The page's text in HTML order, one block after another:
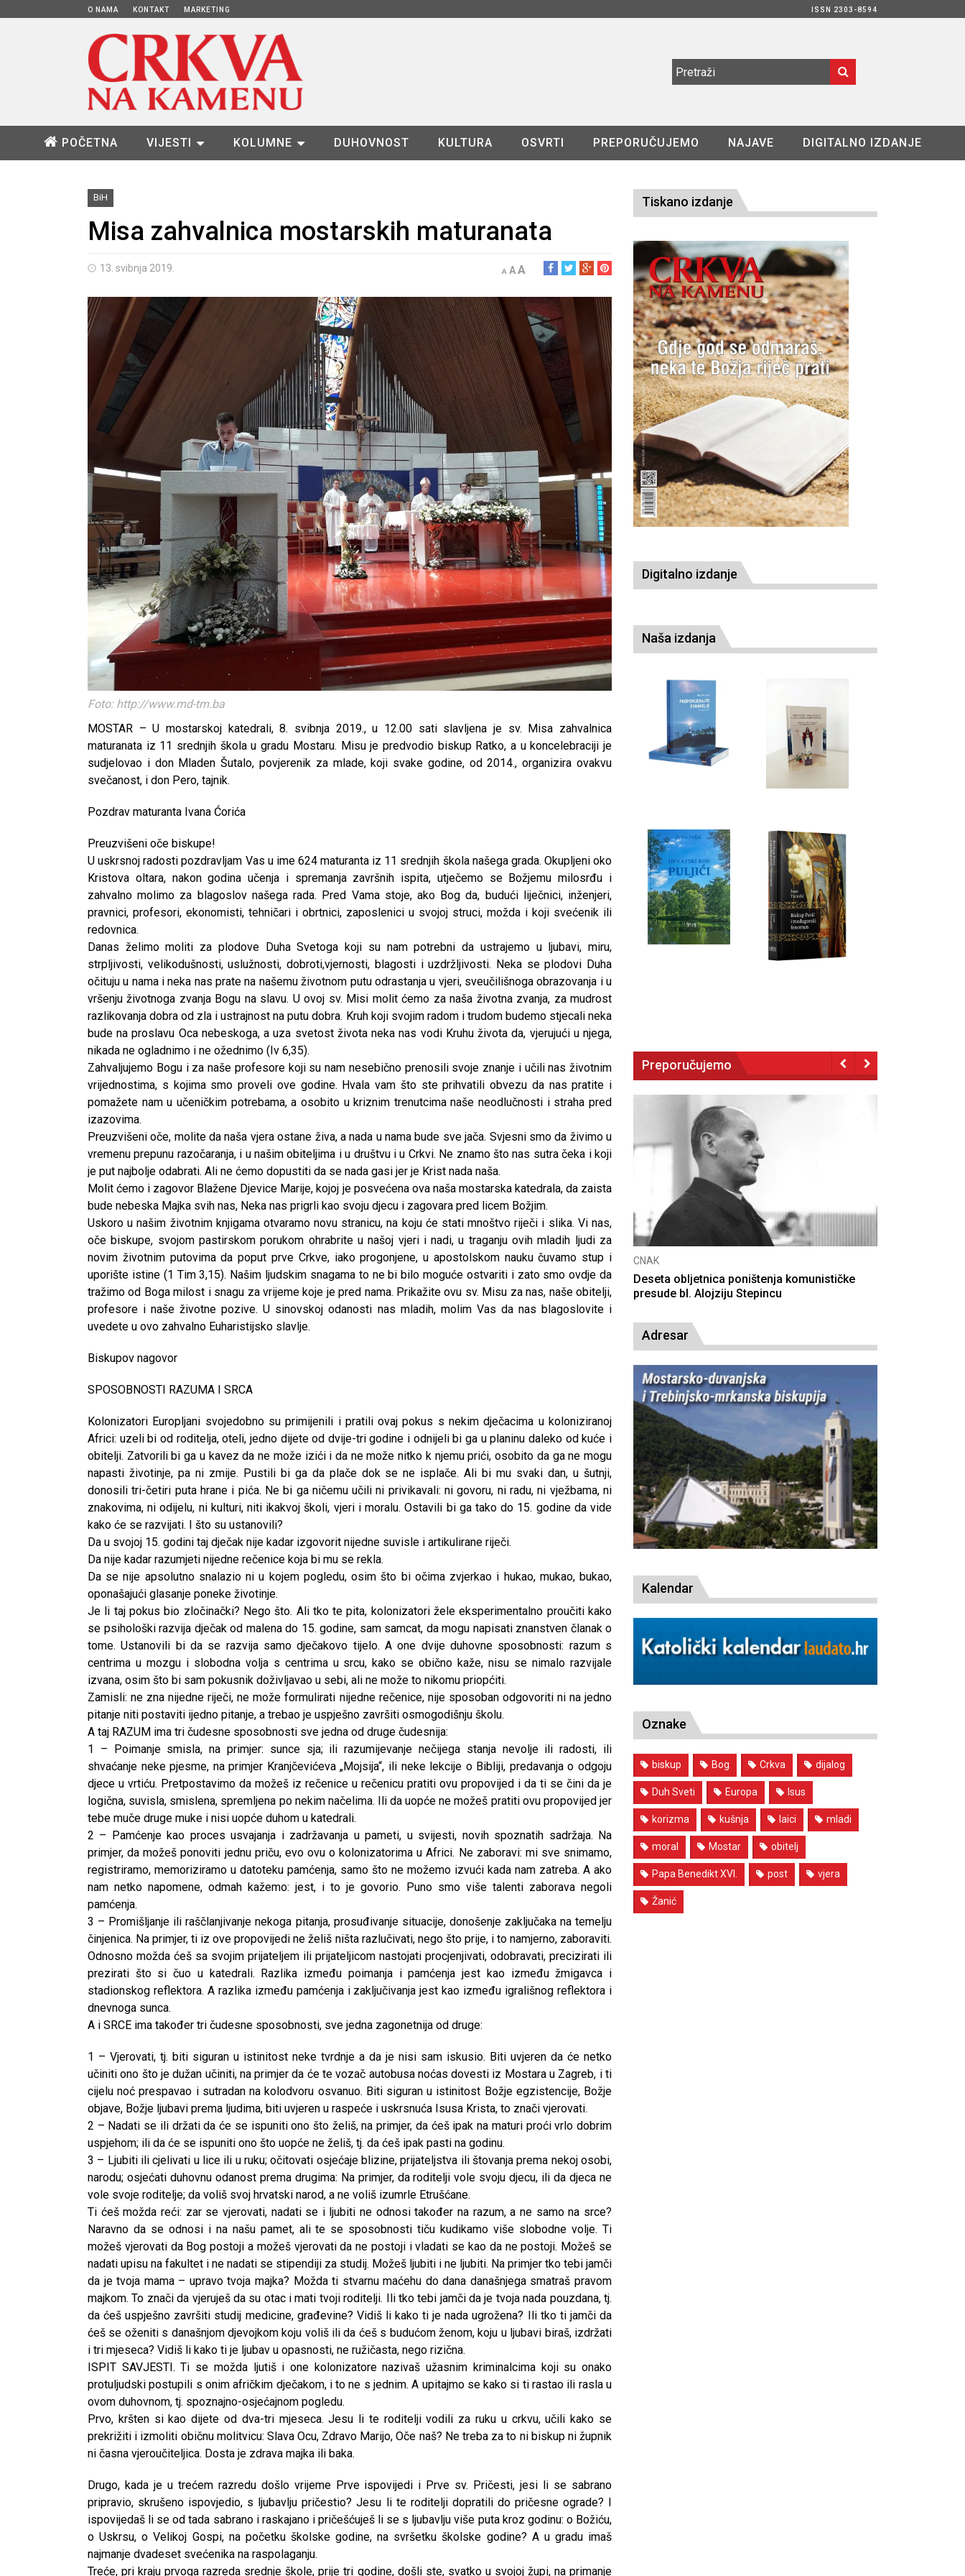
O NAMA KONTAKT MARKETING ISSN 2303-8594
POČETNA VIJESTI KOLUMNE DUHOVNOST KULTURA OSVRTI PREPORUČUJEMO NAJAVE DIGITALNO IZDANJE
BiH
Misa zahvalnica mostarskih maturanata
13. svibnja 2019. A AA
Foto: http://www.md-tm.ba
MOSTAR – U mostarskoj katedrali, 8. svibnja 2019., u 12.00 sati slavljena je sv. Misa zahvalnica
maturanata iz 11 srednjih škola u gradu Mostaru. Misu je predvodio biskup Ratko, a u koncelebraciji je
sudjelovao i don Mladen Šutalo, povjerenik za mlade, koji svake godine, od 2014., organizira ovakvu
svečanost, i don Pero, tajnik.
Pozdrav maturanta Ivana Ćorića
Preuzvišeni oče biskupe!
U uskrsnoj radosti pozdravljam Vas u ime 624 maturanta iz 11 srednjih škola našega grada. Okupljeni oko
Kristova oltara, nakon godina učenja i spremanja završnih ispita, utječemo se Božjemu milosrđu i
zahvalno molimo za blagoslov našega rada. Pred Vama stoje, ako Bog da, budući liječnici, inženjeri,
pravnici, profesori, ekonomisti, tehničari i obrtnici, zaposlenici u svojoj struci, možda i koji svećenik ili
redovnica.
Danas želimo moliti za plodove Duha Svetoga koji su nam potrebni da ustrajemo u ljubavi, miru,
strpljivosti, velikodušnosti, uslužnosti, dobroti,vjernosti, blagosti i uzdržljivosti. Neka se plodovi Duha
očituju u nama i neka nas prate na našemu životnom putu odrastanja u vjeri, sveučilišnoga obrazovanja i u
vršenju životnoga zvanja Bogu na slavu. U ovoj sv. Misi molit ćemo za naša životna zvanja, za mudrost
razlikovanja dobra od zla i ustrajnost na putu dobra. Kruh koji svojim radom i trudom budemo stjecali neka
bude na proslavu Oca nebeskoga, a uza svetost života neka nas vodi Kruhu života da, vjerujući u njega,
nikada ne ogladnimo i ne ožednimo (Iv 6,35).
Zahvaljujemo Bogu i za naše profesore koji su nam nesebično prenosili svoje znanje i učili nas životnim
vrijednostima, s kojima smo proveli ove godine. Hvala vam što ste prihvatili obvezu da nas pratite i
pomažete nam u učeničkim potrebama, a osobito u kriznim trenutcima naše neodlučnosti i straha pred
izazovima.
Preuzvišeni oče, molite da naša vjera ostane živa, a nada u nama bude sve jača. Svjesni smo da živimo u
vremenu prepunu razočaranja, i u našim obiteljima i u društvu i u Crkvi. Ne znamo što nas sutra čeka i koji
je put najbolje odabrati. Ali ne ćemo dopustiti da se nada gasi jer je Krist nada naša.
Molit ćemo i zagovor Blažene Djevice Marije, kojoj je posvećena ova naša mostarska katedrala, da zaista
bude nebeska Majka svih nas, Neka nas prigrli kao svoju djecu i zagovara pred licem Božjim.
Uskoro u našim životnim knjigama otvaramo novu stranicu, na koju će stati mnoštvo riječi i slika. Vi nas,
oče biskupe, svojom pastirskom porukom ohrabrite u našoj vjeri i nadi, u traganju ovih mladih ljudi za
novim životnim putovima da poput prve Crkve, iako progonjene, u apostolskom nauku čuvamo stup i
uporište istine (1 Tim 3,15). Našim ljudskim snagama to ne bi bilo moguće ostvariti i zato smo ovdje da
tražimo od Boga milost i snagu za vrijeme koje je pred nama. Prikažite ovu sv. Misu za nas, naše obitelji,
profesore i naše životne pozive. U sinovskoj odanosti nas mladih, molim Vas da nas blagoslovite i
uvedete u ovo zahvalno Euharistijsko slavlje.
Biskupov nagovor
SPOSOBNOSTI RAZUMA I SRCA
Kolonizatori Europljani svojedobno su primijenili i pratili ovaj pokus s nekim dječacima u koloniziranoj
Africi: uzeli bi od roditelja, oteli, jedno dijete od dvije-tri godine i odnijeli bi ga u planinu daleko od kuće i
obitelji. Zatvorili bi ga u kavez da ne može izići i da ne može nitko k njemu prići, osobito da ga ne mogu
napasti životinje, pa ni zmije. Pustili bi ga da plače dok se ne isplače. Ali bi mu svaki dan, u šutnji,
donosili tri-četiri puta hrane i pića. Ne bi ga ničemu učili ni privikavali: ni govoru, ni radu, ni vježbama, ni
znakovima, ni odijelu, ni kulturi, niti ikakvoj školi, vjeri i moralu. Ostavili bi ga tako do 15. godine da vide
kako će se razvijati. I što su ustanovili?
Da u svojoj 15. godini taj dječak nije kadar izgovorit nijedne suvisle i artikulirane riječi.
Da nije kadar razumjeti nijedne rečenice koja bi mu se rekla.
Da se nije apsolutno snalazio ni u kojem pogledu, osim što bi očima zvjerkao i hukao, mukao, bukao,
oponašajući glasanje poneke životinje.
Je li taj pokus bio zločinački? Nego što. Ali tko te pita, kolonizatori žele eksperimentalno proučiti kako
se psihološki razvija dječak od malena do 15. godine, sam samcat, da mogu napisati znanstven članak o
tome. Ustanovili bi da se razvija samo dječakovo tijelo. A one dvije duhovne sposobnosti: razum s
centrima u mozgu i slobodna volja s centrima u srcu, kako se obično kaže, nisu se nimalo razvijale
izvana, osim što bi sam pokusnik doživljavao u sebi, ali ne može to nikomu priopćiti.
Zamisli: ne zna nijedne riječi, ne može formulirati nijedne rečenice, nije sposoban odgovoriti ni na jedno
pitanje niti postaviti ijedno pitanje, a trebao je uspješno završiti osmogodišnju školu.
A taj RAZUM ima tri čudesne sposobnosti sve jedna od druge čudesnija:
1 – Poimanje smisla, na primjer: sunce sja; ili razumijevanje nečijega stanja nevolje ili radosti, ili
shvaćanje neke pjesme, na primjer Kranjčevićeva „Mojsija“, ili neke lekcije o Bibliji, predavanja o odgoju
djece u vrtiću. Pretpostavimo da možeš iz rečenice u rečenicu pratiti ovu propovijed i da ti se čini da je
logična, suvisla, smislena, spremljena po nekim načelima. Ili da uopće ne možeš pratiti ovu propovijed jer
tebe muče druge muke i nisi uopće duhom u katedrali.
2 – Pamćenje kao proces usvajanja i zadržavanja u pameti, u svijesti, novih spoznatih sadržaja. Na
primjer, da možeš ponoviti jednu priču, evo ovu o kolonizatorima u Africi. Ne zaboravi: mi sve snimamo,
registriramo, memoriziramo u datoteku pamćenja, samo što ne možemo izvući kada nam zatreba. A ako
nam netko napomene, odmah kažemo: jest, i to je govorio. Puno smo više talenti zaborava negoli
pamćenja.
3 – Promišljanje ili raščlanjivanje nekoga pitanja, prosuđivanje situacije, donošenje zaključaka na temelju
činjenica. Na primjer, ti iz ove propovijedi ne želiš ništa razlučivati, nego što prije, i to namjerno, zaboraviti.
Odnosno možda ćeš sa svojim prijateljem ili prijateljicom nastojati procjenjivati, odobravati, precizirati ili
prezirati što si čuo u katedrali. Razlika između poimanja i pamćenja jest kao između žmigavca i
stadionskog reflektora. A razlika između pamćenja i zaključivanja jest kao između igrališnog reflektora i
dnevnoga sunca.
A i SRCE ima također tri čudesne sposobnosti, sve jedna zagonetnija od druge:
1 – Vjerovati, tj. biti siguran u istinitost neke tvrdnje a da je nisi sam iskusio. Biti uvjeren da će netko
učiniti ono što je dužan učiniti, na primjer da će te vozač autobusa noćas dovesti iz Mostara u Zagreb, i ti
cijelu noć prespavao i sutradan na kolodvoru osvanuo. Biti siguran u istinitost Božje egzistencije, Božje
objave, Božje ljubavi prema ljudima, biti uvjeren u raspeće i uskrsnuća Isusa Krista, to znači vjerovati.
2 – Nadati se ili držati da će se ispuniti ono što želiš, na primjer, da ćeš ipak na maturi proći vrlo dobrim
uspjehom; ili da će se ispuniti ono što uopće ne želiš, tj. da ćeš ipak pasti na godinu.
3 – Ljubiti ili cjelivati u lice ili u ruku; očitovati osjećaje blizine, prijateljstva ili štovanja prema nekoj osobi,
narodu; osjećati duhovnu odanost prema drugima: Na primjer, da roditelji vole svoju djecu, ili da djeca ne
vole svoje roditelje; da voliš svoj hrvatski narod, a ne voliš izumrle Etrušćane.
Ti ćeš možda reći: zar se vjerovati, nadati se i ljubiti ne odnosi također na razum, a ne samo na srce?
Naravno da se odnosi i na našu pamet, ali te se sposobnosti tiču kudikamo više slobodne volje. Ti
možeš vjerovati da Bog postoji a možeš vjerovati da ne postoji i vladati se kao da ne postoji. Možeš se
nadati upisu na fakultet i ne nadati se stipendiji za studij. Možeš ljubiti i ne ljubiti. Na primjer tko tebi jamči
da je tvoja mama – upravo tvoja majka? Možda ti stvarnu maćehu do dana današnjega smatraš pravom
majkom. To znači da vjeruješ da su otac i mati tvoji roditelji. Ili tko tebi jamči da je tvoja nada pouzdana, tj.
da ćeš uspješno završiti studij medicine, građevine? Vidiš li kako ti je nada ugrožena? Ili tko ti jamči da
ćeš se oženiti s današnjom djevojkom koju voliš ili da ćeš s budućom ženom, koju u ljubavi biraš, izdržati
i tri mjeseca? Vidiš li kako ti je ljubav u opasnosti, ne ružičasta, nego rizična.
ISPIT SAVJESTI. Ti se možda ljutiš i one kolonizatore nazivaš užasnim kriminalcima koji su onako
protuljudski postupili s onim afričkim dječakom, i to ne s jednim. A upitajmo se kako si ti rastao ili rasla u
ovom duhovnom, tj. spoznajno-osjećajnom pogledu.
Prvo, kršten si kao dijete od dva-tri mjeseca. Jesu li te roditelji vodili za ruku u crkvu, učili kako se
prekrižiti i izmoliti običnu molitvicu: Slava Ocu, Zdravo Marijo, Oče naš? Ne treba za to ni biskup ni župnik
ni časna vjeroučiteljica. Dosta je zdrava majka ili baka.
Drugo, kada je u trećem razredu došlo vrijeme Prve ispovijedi i Prve sv. Pričesti, jesi li se sabrano
pripravio, skrušeno ispovjedio, s ljubavlju pričestio? Jesu li te roditelji dopratili do pričesne ograde? I
ispovijedaš li se od tada sabrano i raskajano i pričešćuješ li se s ljubavlju više puta kroz godinu: o Božiću,
o Uskrsu, o Velikoj Gospi, na početku školske godine, na svršetku školske godine? A u gradu imaš
najmanje dvadeset svećenika na raspolaganju.
Treće, pri kraju prvoga razreda srednje škole, prije tri godine, došli ste, svatko u svojoj župi, na primanje
Tiskano izdanje
Digitalno izdanje
Naša izdanja
Preporučujemo
CNAK
Kad se nasilje pretvara u optužnicu
CNAK
Smrtovdan nadbiskupa Petra Čule
CNAK
Deseta obljetnica poništenja komunističke
presude bl. Alojziju Stepincu
Adresar
Kalendar
Oznake
biskup Bog Crkva dijalog
Duh Sveti Europa Isus
korizma kušnja laici mladi
moral Mostar obitelj
Papa Benedikt XVI. post vjera
Žanić